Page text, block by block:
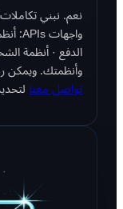
نعم. نبني
الدفع · أنظمة
وأنظمتك. ويمكن
تواصل معنا